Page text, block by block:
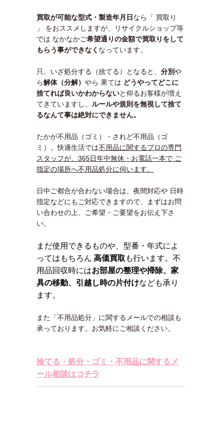
買取が可能な型式・製造年月日 なら「 買取り
」 をおススメしますが、リサイクルショップ等
では なかなかご希望通りの金額で買取りをして
もらう事ができなく なっています。
只、いざ処分する（捨てる）となると、 分別や
ら解体（分解） やら 果ては どうやってどこに
捨てれば良いかわからないと仰るお客様が増え
てきていますし、 ルールや規則を無視して捨て
るなんて事は絶対にできません。
たかが不用品（ゴミ）・されど不用品（ゴ
ミ）。快適生活では不用品に関するプロの専門
スタッフが、365日年中無休・お電話一本で ご
指定の場所へ不用品処分に伺います。
日中ご都合が合わない場合は、夜間対応や 日時
指定などにもご対応できますので、まずはお問
い合わせの上、ご希望・ご要望をお伝え下さ
い。
まだ使用できるものや、型番・年式によ
ってはもちろん 高価買取 も行います。不
用品回収時にはお部屋の整理や掃除、家
具の移動、引越し時の片付けなども承り
ます。
また「不用品処分」に関するメールでの相談も
承っております。お気軽にご相談ください。
捨てる・処分・ゴミ・不用品に関するメ
ール相談はコチラ